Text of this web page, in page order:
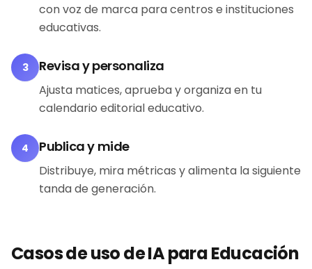
con voz de marca para centros e instituciones
educativas.
3 Revisa y personaliza
Ajusta matices, aprueba y organiza en tu
calendario editorial educativo.
4 Publica y mide
Distribuye, mira métricas y alimenta la siguiente
tanda de generación.
Casos de uso de IA para Educación